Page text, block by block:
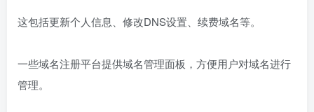
这包括更新个人信息、修改DNS设置、续费域名等。
一些域名注册平台提供域名管理面板，方便用户对域名进行
管理。